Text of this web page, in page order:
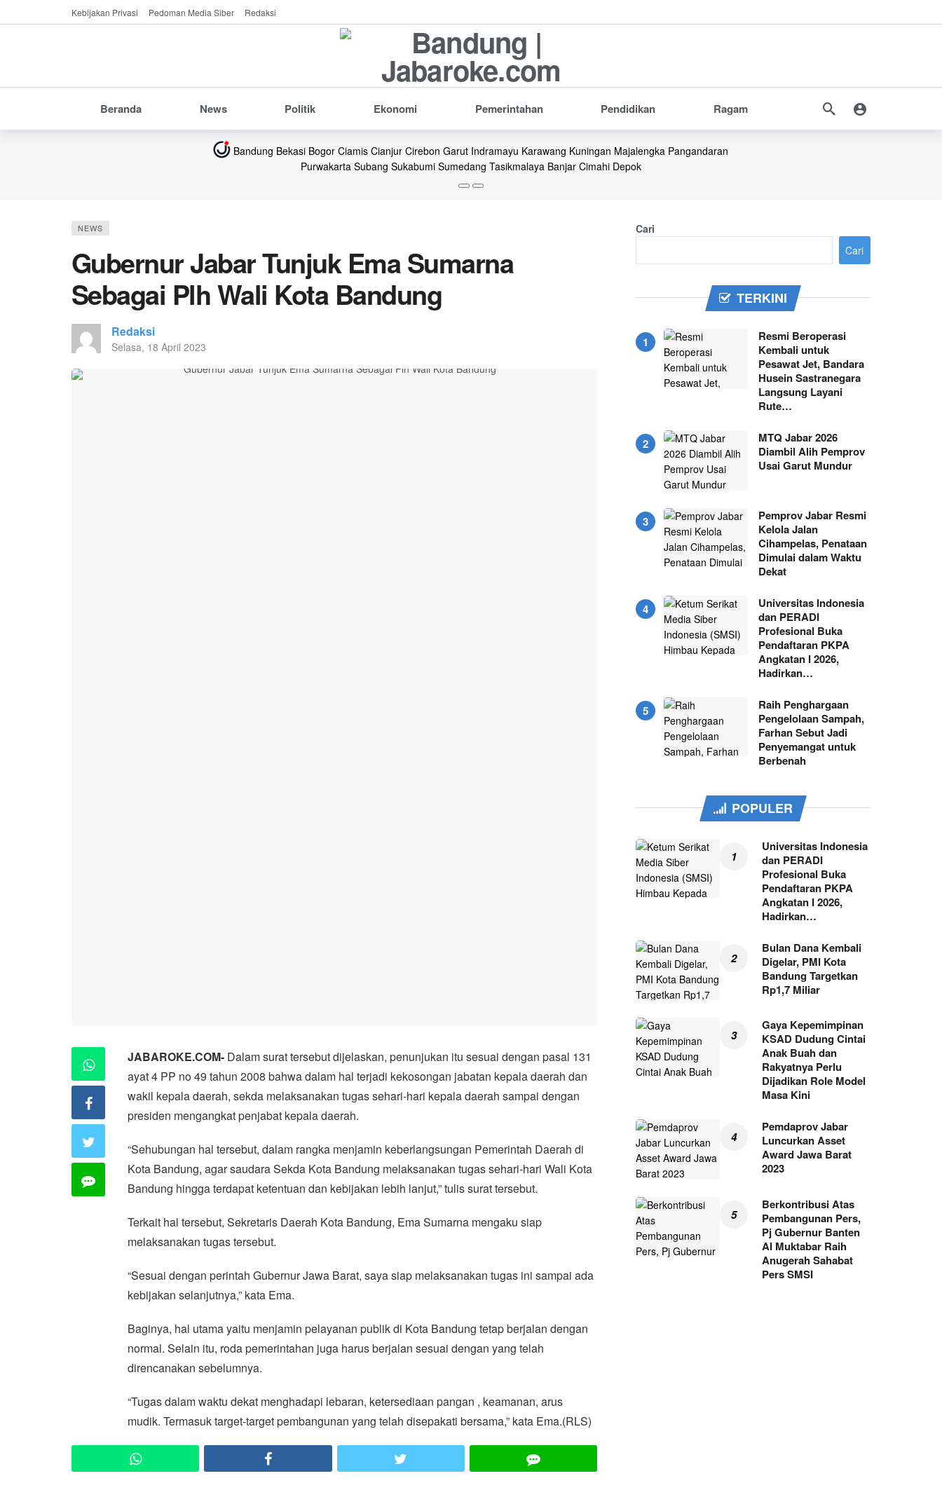
Kebijakan Privasi Pedoman Media Siber Redaksi
Beranda News Politik Ekonomi Pemerintahan Pendidikan Ragam
Bandung Bekasi Bogor Ciamis Cianjur Cirebon Garut Indramayu Karawang Kuningan Majalengka Pangandaran
Purwakarta Subang Sukabumi Sumedang Tasikmalaya Banjar Cimahi Depok
NEWS
Gubernur Jabar Tunjuk Ema Sumarna
Sebagai Plh Wali Kota Bandung
Redaksi
Selasa, 18 April 2023
JABAROKE.COM- Dalam surat tersebut dijelaskan, penunjukan itu sesuai dengan pasal 131
ayat 4 PP no 49 tahun 2008 bahwa dalam hal terjadi kekosongan jabatan kepala daerah dan
wakil kepala daerah, sekda melaksanakan tugas sehari-hari kepala daerah sampai dengan
presiden mengangkat penjabat kepala daerah.
“Sehubungan hal tersebut, dalam rangka menjamin keberlangsungan Pemerintah Daerah di
Kota Bandung, agar saudara Sekda Kota Bandung melaksanakan tugas sehari-hari Wali Kota
Bandung hingga terdapat ketentuan dan kebijakan lebih lanjut,” tulis surat tersebut.
Terkait hal tersebut, Sekretaris Daerah Kota Bandung, Ema Sumarna mengaku siap
melaksanakan tugas tersebut.
“Sesuai dengan perintah Gubernur Jawa Barat, saya siap melaksanakan tugas ini sampai ada
kebijakan selanjutnya,” kata Ema.
Baginya, hal utama yaitu menjamin pelayanan publik di Kota Bandung tetap berjalan dengan
normal. Selain itu, roda pemerintahan juga harus berjalan sesuai dengan yang telah
direncanakan sebelumnya.
“Tugas dalam waktu dekat menghadapi lebaran, ketersediaan pangan , keamanan, arus
mudik. Termasuk target-target pembangunan yang telah disepakati bersama,” kata Ema.(RLS)
Cari
Cari
TERKINI
Resmi Beroperasi
Kembali untuk
Pesawat Jet, Bandara
Husein Sastranegara
Langsung Layani
Rute…
MTQ Jabar 2026
Diambil Alih Pemprov
Usai Garut Mundur
Pemprov Jabar Resmi
Kelola Jalan
Cihampelas, Penataan
Dimulai dalam Waktu
Dekat
Universitas Indonesia
dan PERADI
Profesional Buka
Pendaftaran PKPA
Angkatan I 2026,
Hadirkan…
Raih Penghargaan
Pengelolaan Sampah,
Farhan Sebut Jadi
Penyemangat untuk
Berbenah
POPULER
Universitas Indonesia
dan PERADI
Profesional Buka
Pendaftaran PKPA
Angkatan I 2026,
Hadirkan…
Bulan Dana Kembali
Digelar, PMI Kota
Bandung Targetkan
Rp1,7 Miliar
Gaya Kepemimpinan
KSAD Dudung Cintai
Anak Buah dan
Rakyatnya Perlu
Dijadikan Role Model
Masa Kini
Pemdaprov Jabar
Luncurkan Asset
Award Jawa Barat
2023
Berkontribusi Atas
Pembangunan Pers,
Pj Gubernur Banten
Al Muktabar Raih
Anugerah Sahabat
Pers SMSI